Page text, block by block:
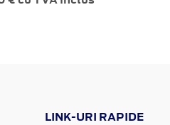
LINK-URI RAPIDE